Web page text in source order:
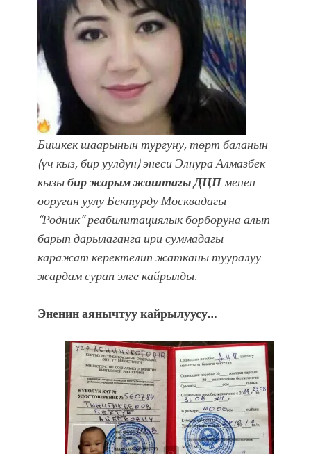
Park'ка 30 миң адам чогулду
Бишкек шаарынын тургуну, төрт баланын
(үч кыз, бир уулдун) энеси Элнура Алмазбек
кызыбир жарым жаштагыДЦПменен
ооруган уулу Бектурду Москвадагы
“Родник” реабилитациялык борборуна алып
барып дарылаганга ири суммадагы
каражат керектелип жатканы тууралуу
жардам сурап элге кайрылды.
Эненин аянычтуу кайрылуусу…